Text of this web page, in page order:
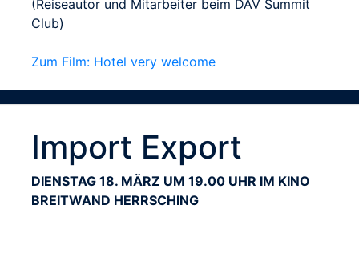
(Reiseautor und Mitarbeiter beim DAV Summit
Club)
Zum Film: Hotel very welcome
Import Export
DIENSTAG 18. MÄRZ UM 19.00 UHR IM KINO
BREITWAND HERRSCHING